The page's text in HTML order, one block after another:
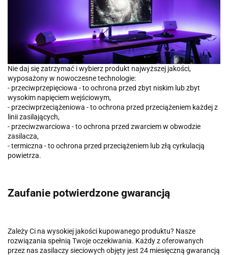
Nie daj się zatrzymać i wybierz produkt najwyższej jakości,
wyposażony w nowoczesne technologie:
- przeciwprzepięciowa - to ochrona przed zbyt niskim lub zbyt
wysokim napięciem wejściowym,
- przeciwprzeciążeniowa - to ochrona przed przeciążeniem każdej z
linii zasilających,
- przeciwzwarciowa - to ochrona przed zwarciem w obwodzie
zasilacza,
- termiczna - to ochrona przed przeciążeniem lub złą cyrkulacją
powietrza.
Zaufanie potwierdzone gwarancją
Zależy Ci na wysokiej jakości kupowanego produktu? Nasze
rozwiązania spełnią Twoje oczekiwania. Każdy z oferowanych
przez nas zasilaczy sieciowych objęty jest 24 miesięczną gwarancją